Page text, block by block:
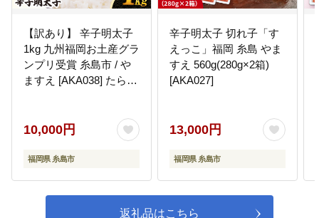
【訳あり】 辛子明太子
1kg 九州福岡お土産グラ
ンプリ受賞 糸島市 / や
ますえ [AKA038] たら
10,000円
福岡県 糸島市
辛子明太子 切れ子「す
えっこ」福岡 糸島 やま
すえ 560g(280g×2箱)
[AKA027]
13,000円
福岡県 糸島市
返礼品はこちら